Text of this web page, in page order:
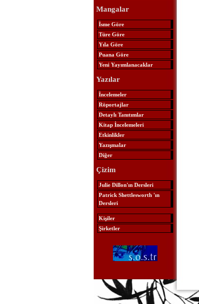
Mangalar
İsme Göre
Türe Göre
Yıla Göre
Puana Göre
Yeni Yayımlanacaklar
Yazılar
İncelemeler
Röportajlar
Detaylı Tanıtımlar
Kitap İncelemeleri
Etkinlikler
Yazışmalar
Diğer
Çizim
Julie Dillon'ın Dersleri
Patrick Shettlesworth 'ın
Dersleri
Kişiler
Şirketler